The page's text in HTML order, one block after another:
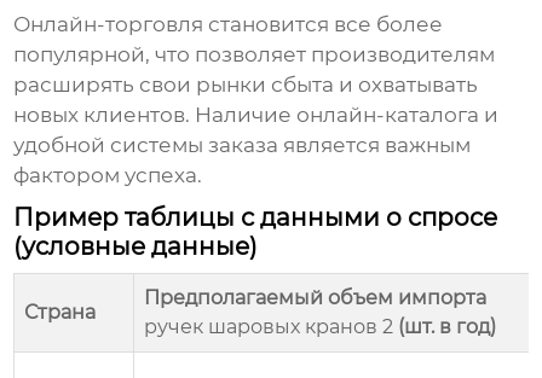
Онлайн-торговля становится все более
популярной, что позволяет производителям
расширять свои рынки сбыта и охватывать
новых клиентов. Наличие онлайн-каталога и
удобной системы заказа является важным
фактором успеха.
Пример таблицы с данными о спросе
(условные данные)
Страна
Предполагаемый объем импорта
ручек шаровых кранов 2 (шт. в год)